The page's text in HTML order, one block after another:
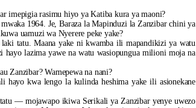
imepigia rasimu hiyo ya Katiba kura ya maoni?
1964. Je, Baraza la Mapinduzi la Zanzibar chini ya
uamuzi wa Nyerere peke yake?
tatu. Maana yake ni kwamba ili mapandikizi ya watu
hayo lazima yawe na watu wasiopungua milioni moja na
Zanzibar? Wamepewa na nani?
hayo kwa lengo la kulinda heshima yake ili asionekane
— mojawapo ikiwa Serikali ya Zanzibar yenye uwezo